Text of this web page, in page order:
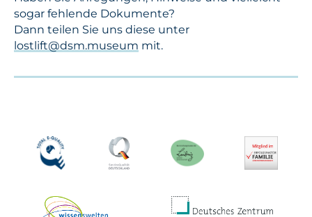
sogar fehlende Dokumente?
Dann teilen Sie uns diese unter
lostlift@dsm.museum mit.